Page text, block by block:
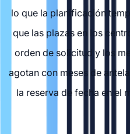
lo que la planificación
que las plazas en los
orden de solicitud y los
agotan con meses de
la reserva de fecha en el